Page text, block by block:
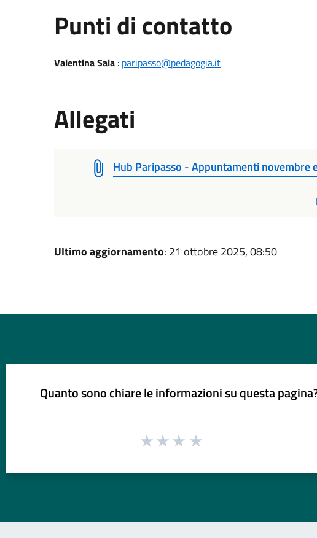
Punti di contatto
Valentina Sala : paripasso@pedagogia.it
Allegati
Hub Paripasso - Appuntamenti novembre
Ultimo aggiornamento: 21 ottobre 2025, 08:50
Quanto sono chiare le informazioni su questa